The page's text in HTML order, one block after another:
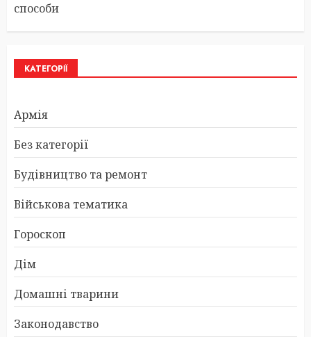
способи
КАТЕГОРІЇ
Армія
Без категорії
Будівництво та ремонт
Військова тематика
Гороскоп
Дім
Домашні тварини
Законодавство